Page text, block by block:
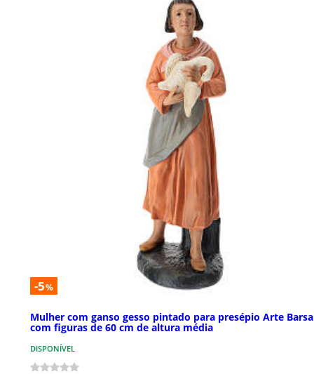
-5%
Mulher com ganso gesso pintado para presépio Arte
com figuras de 60 cm de altura média
DISPONÍVEL